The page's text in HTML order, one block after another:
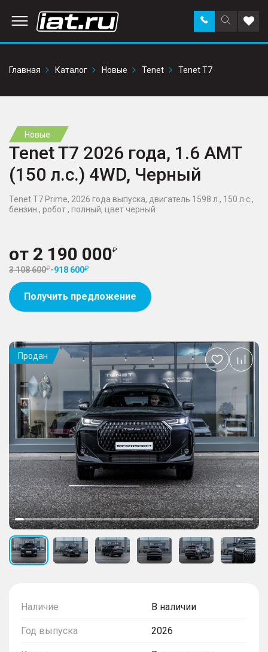
Поиск
по
Заказать
звонок в
Главная
Каталог Новые Tenet Tenet T7
Новые
Tenet T7 2026 года, 1.6 AMT
(150 л.с.) 4WD, Черный
Tenet T7 Prime, 2026 года выпуска, двигатель 1598 л., 150 л.с.,
бензин , робот , полный, цвет черный
от 2 190 000
3 108 600 -918 600
Получить предложение
Наличие В наличии
Год выпуска 2026
Продан
Добавить
в
избранное